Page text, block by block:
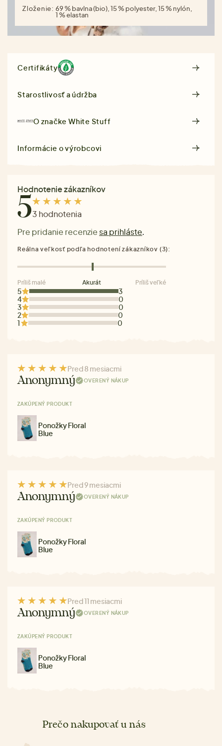
Zloženie: 69 % bavlna (bio), 15 % polyester, 15 % nylón,
1 % elastan
Certifikáty
Starostlivosť a údržba
O značkeWhite Stuff
Informácie o výrobcovi
Hodnotenie zákazníkov
53 hodnotenia
Pre pridanie recenzie sa prihláste.
5
3
4
0
3
0
2
0
1
0
Reálna veľkosť podľa hodnotení zákazníkov (3):
Príliš malé Akurát Príliš veľké
Pred 8 mesiacmi
Anonymný OVERENÝ NÁKUP
ZAKÚPENÝ PRODUKT
Ponožky Floral
Blue
Pred 9 mesiacmi
Anonymný OVERENÝ NÁKUP
ZAKÚPENÝ PRODUKT
Ponožky Floral
Blue
Pred 11 mesiacmi
Anonymný OVERENÝ NÁKUP
ZAKÚPENÝ PRODUKT
Ponožky Floral
Blue
Prečo nakupovať u nás